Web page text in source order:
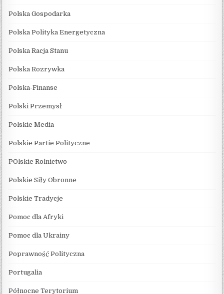
Polska Gospodarka
Polska Polityka Energetyczna
Polska Racja Stanu
Polska Rozrywka
Polska-Finanse
Polski Przemysł
Polskie Media
Polskie Partie Polityczne
POlskie Rolnictwo
Polskie Siły Obronne
Polskie Tradycje
Pomoc dla Afryki
Pomoc dla Ukrainy
Poprawność Polityczna
Portugalia
Północne Terytorium